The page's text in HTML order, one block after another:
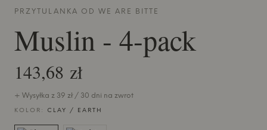
PRZYTULANKA OD WE ARE BITTE
Muslin - 4-pack
143,68 zł
+ Wysyłka z 39 zł / 30 dni na zwrot
KOLOR: CLAY / EARTH